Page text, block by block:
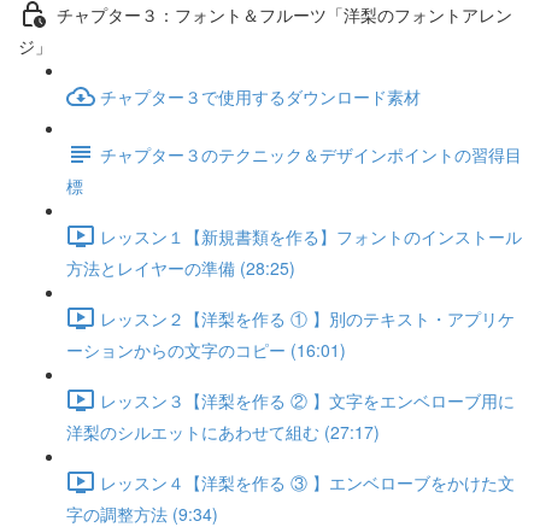
チャプター３：フォント＆フルーツ「洋梨のフォントアレン
ジ」
チャプター３で使用するダウンロード素材
チャプター３のテクニック＆デザインポイントの習得目
標
レッスン１【新規書類を作る】フォントのインストール
方法とレイヤーの準備 (28:25)
レッスン２【洋梨を作る ① 】別のテキスト・アプリケ
ーションからの文字のコピー (16:01)
レッスン３【洋梨を作る ② 】文字をエンベローブ用に
洋梨のシルエットにあわせて組む (27:17)
レッスン４【洋梨を作る ③ 】エンベローブをかけた文
字の調整方法 (9:34)